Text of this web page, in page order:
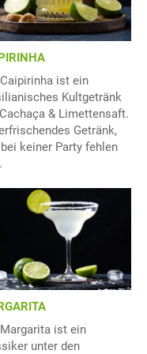
ist ein
Kultgetränk
& Limettensaft.
Getränk,
keiner Party fehlen
ist ein
unter den